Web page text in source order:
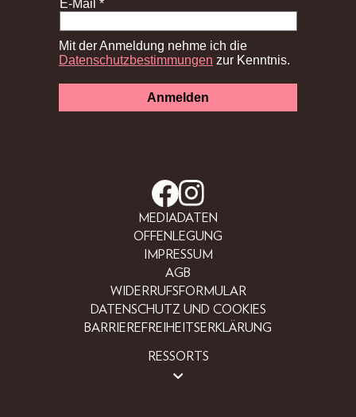
MEDIADATEN
OFFENLEGUNG
IMPRESSUM
AGB
WIDERRUFSFORMULAR
DATENSCHUTZ UND COOKIES
BARRIEREFREIHEITSERKLÄRUNG
RESSORTS